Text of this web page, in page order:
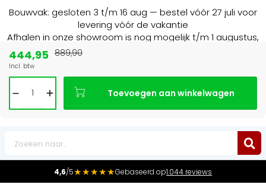
Bouwvak: gesloten 3 t/m 16 aug — bestel vóór 27 juli voor
levering vóór de vakantie
Afhalen in onze showroom is nog mogelijk t/m 1 augustus,
4,6/5★★★★★Gebaseerd op1.044 reviews
444,95
Incl. btw
889,90
Toevoegen aan winkelwagen